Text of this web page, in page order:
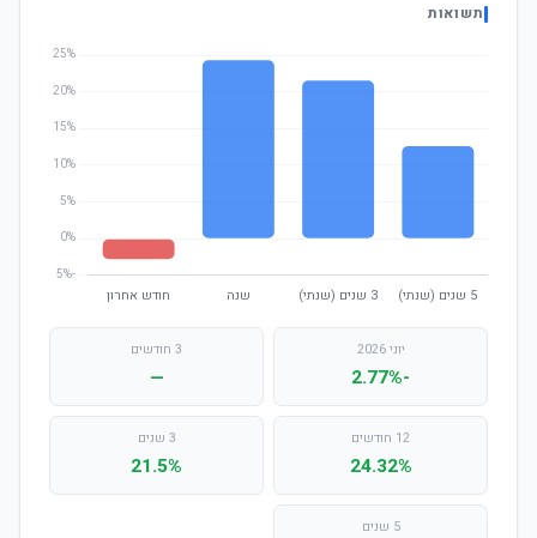
תשואות
יוני 2026
-2.77%
3 חודשים
—
12 חודשים
24.32%
3 שנים
21.5%
5 שנים